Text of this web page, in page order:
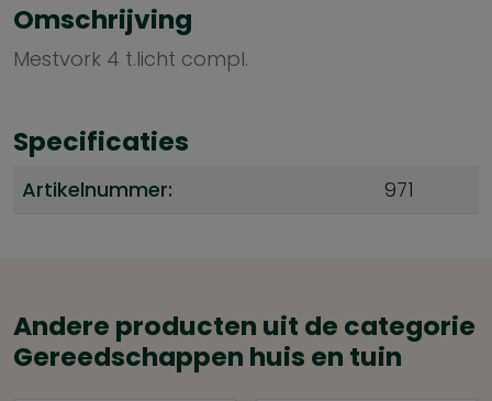
Omschrijving
Mestvork 4 t.licht compl.
Specificaties
Artikelnummer: 971
Andere producten uit de categorie
Gereedschappen huis en tuin